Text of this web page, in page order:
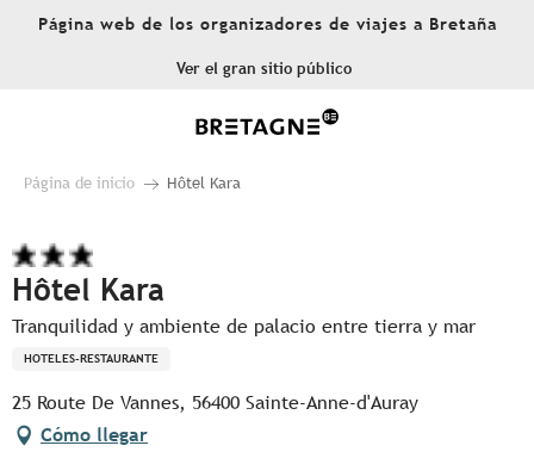
AllerPágina web de los organizadores de viajes a Bretaña
Ver el gran sitio público
Página de inicio Hôtel Kara
Hôtel Kara
Tranquilidad y ambiente de palacio entre tierra y mar
HOTELES-RESTAURANTE
25 Route De Vannes, 56400 Sainte-Anne-d'Auray
Cómo llegar